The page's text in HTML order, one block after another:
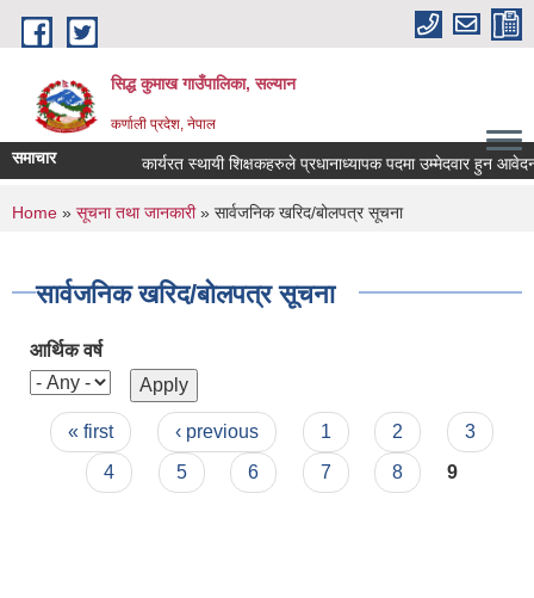
Skip to main content
सिद्ध कुमाख गाउँपालिका, सल्यान
कर्णाली प्रदेश, नेपाल
समाचार कार्यरत स्थायी शिक्षकहरुले प्रधानाध्यापक पदमा उम्मेदवार हुन आवेदन
You are here
Home » सूचना तथा जानकारी» सार्वजनिक खरिद/बोलपत्र सूचना
सार्वजनिक खरिद/बोलपत्र सूचना
आर्थिक वर्ष
Pages
« first ‹ previous 1 2
3
4
5 6 7 8 9